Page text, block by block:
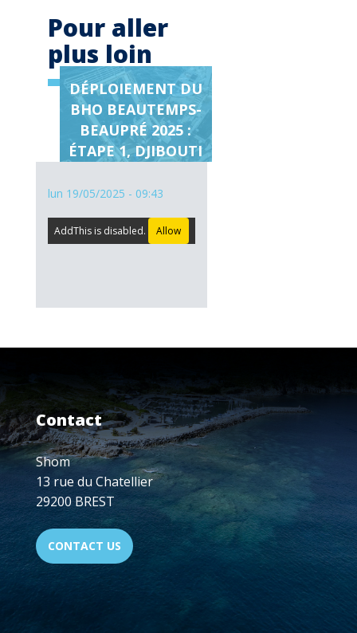
Pour aller
plus loin
Page
relation
DÉPLOIEMENT DU
BHO BEAUTEMPS-
BEAUPRÉ 2025 :
ÉTAPE 1, DJIBOUTI
lun 19/05/2025 - 09:43
AddThis is disabled. Allow
Contact
Shom
13 rue du Chatellier
29200 BREST
CONTACT US